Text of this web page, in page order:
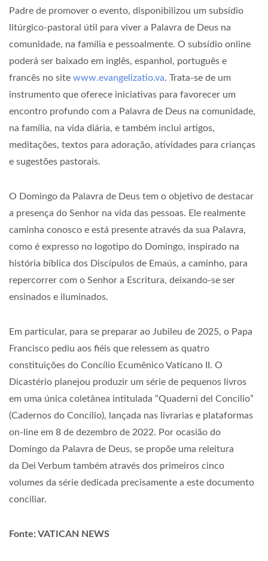
Padre de promover o evento, disponibilizou um subsídio
litúrgico-pastoral útil para viver a Palavra de Deus na
comunidade, na família e pessoalmente. O subsídio online
poderá ser baixado em inglês, espanhol, português e
francês no site www.evangelizatio.va. Trata-se de um
instrumento que oferece iniciativas para favorecer um
encontro profundo com a Palavra de Deus na comunidade,
na família, na vida diária, e também inclui artigos,
meditações, textos para adoração, atividades para crianças
e sugestões pastorais.
O Domingo da Palavra de Deus tem o objetivo de destacar
a presença do Senhor na vida das pessoas. Ele realmente
caminha conosco e está presente através da sua Palavra,
como é expresso no logotipo do Domingo, inspirado na
história bíblica dos Discípulos de Emaús, a caminho, para
repercorrer com o Senhor a Escritura, deixando-se ser
ensinados e iluminados.
Em particular, para se preparar ao Jubileu de 2025, o Papa
Francisco pediu aos fiéis que relessem as quatro
constituições do Concílio Ecumênico Vaticano II. O
Dicastério planejou produzir um série de pequenos livros
em uma única coletânea intitulada “Quaderni del Concilio”
(Cadernos do Concílio), lançada nas livrarias e plataformas
on-line em 8 de dezembro de 2022. Por ocasião do
Domingo da Palavra de Deus, se propõe uma releitura
da Dei Verbum também através dos primeiros cinco
volumes da série dedicada precisamente a este documento
conciliar.
Fonte: VATICAN NEWS